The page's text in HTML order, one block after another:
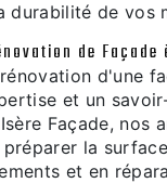
durabilité de vos
de Façade
d'une
et un
Façade, nos
la
et en